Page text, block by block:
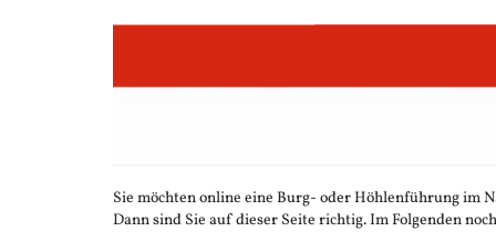
Sie möchten online eine Burg- oder Höhlenführung im
Dann sind Sie auf dieser Seite richtig. Im Folgenden